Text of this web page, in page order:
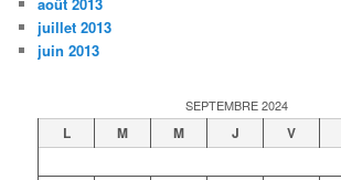
juillet 2013
juin 2013
SEPTEMBRE 2024
L M M J V